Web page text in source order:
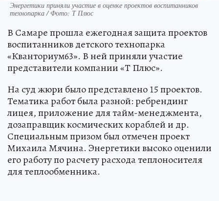
Энергетики приняли участие в оценке проектов воспитанников
технопарка / Фото: Т Плюс
В Самаре прошла ежегодная защита проектов
воспитанников детского технопарка
«Кванториум63». В ней приняли участие
представители компании «Т Плюс».
На суд жюри было представлено 15 проектов.
Тематика работ была разной: ребрендинг
лицея, приложение для тайм-менеджмента,
дозаправщик космических кораблей и др.
Специальным призом был отмечен проект
Михаила Мячина. Энергетики высоко оценили
его работу по расчету расхода теплоносителя
для теплообменника.